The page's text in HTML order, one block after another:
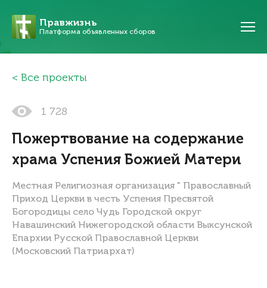
Правжизнь
Платформа объявленных сборов
Все проекты
1 728
Пожертвование на содержание
храма Успения Божией Матери
Местная Религиозная организация " Православный
Приход Церкви в честь Успения Пресвятой
Богородицы село Чудь Городской округ
Навашинский Нижегородской области Выксунской
Епархии Русской Православной Церкви
(Московский Патриархат)